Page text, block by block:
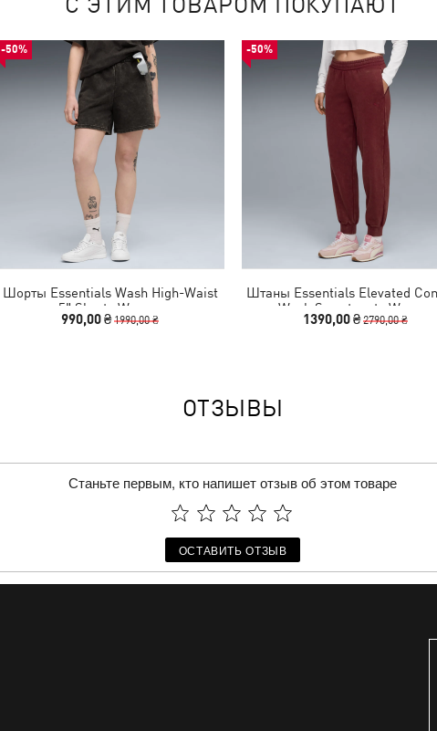
-50%
Шорты Essentials Wash High-Waist
5" Shorts Women
990,00 ₴1990,00 ₴
-50%
Штаны Essentials Elevated
Wash Sweatpants Women
1390,00 ₴2790,00 ₴
ОТЗЫВЫ
Станьте первым, кто напишет отзыв об этом товаре
ОСТАВИТЬ ОТЗЫВ